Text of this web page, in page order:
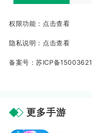
权限功能： 点击查看
隐私说明： 点击查看
备案号：苏ICP备
更多手游